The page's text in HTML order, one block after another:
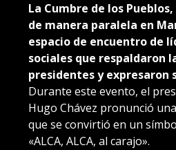
La Cumbre de los
de manera paralela en
espacio de encuentro de
sociales que respaldaron
presidentes y expresaron
Durante este evento, el
Hugo Chávez pronunció
que se convirtió en un
«ALCA, ALCA, al carajo».